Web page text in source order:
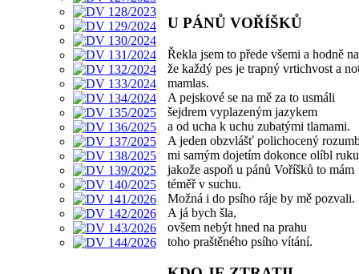
U PÁNŮ VOŘÍŠKŮ
Řekla jsem to přede všemi a hodně
že každý pes je trapný vrtichvost a
mamlas.
A pejskové se na mě za to usmáli
šejdrem vyplazeným jazykem
a od ucha k uchu zubatými tlamami.
A jeden obzvlášť polichocený
mi samým dojetím dokonce olíbl
jakože aspoň u pánů Voříšků to mám
téměř v suchu.
Možná i do psího ráje by mě pozvali.
A já bych šla,
ovšem nebýt hned na prahu
toho praštěného psího vítání.